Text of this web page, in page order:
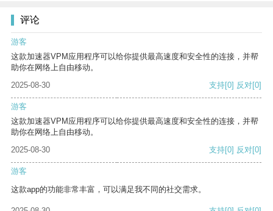
评论
游客
这款加速器VPM应用程序可以给你提供最高速度和安全性的连接，并帮
助你在网络上自由移动。
2025-08-30
支持[0] 反对[0]
游客
这款加速器VPM应用程序可以给你提供最高速度和安全性的连接，并帮
助你在网络上自由移动。
2025-08-30
支持[0] 反对[0]
游客
这款app的功能非常丰富，可以满足我不同的社交需求。